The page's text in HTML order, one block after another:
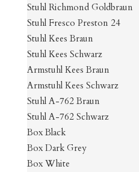
Stuhl Richmond Goldbraun
Stuhl Fresco Preston 24
Stuhl Kees Braun
Stuhl Kees Schwarz
Armstuhl Kees Braun
Armstuhl Kees Schwarz
Stuhl A-762 Braun
Stuhl A-762 Schwarz
Box Black
Box Dark Grey
Box White